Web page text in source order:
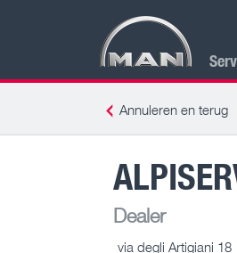
Annuleren en terug
Dealer
via degli Artigiani 18